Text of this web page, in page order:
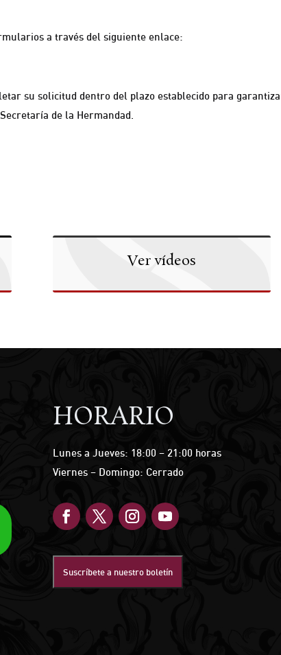
a través del siguiente enlace:
su solicitud dentro del plazo establecido para
de la Hermandad.
Ver vídeos
HORARIO
Lunes a Jueves: 18:00 – 21:00 horas
Viernes – Domingo: Cerrado
Suscríbete a nuestro boletín